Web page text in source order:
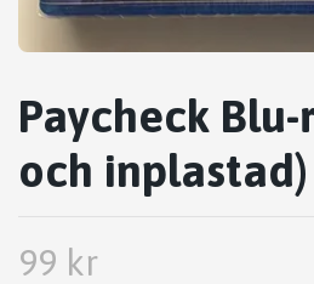
Paycheck Blu-
och inplastad)
99 kr